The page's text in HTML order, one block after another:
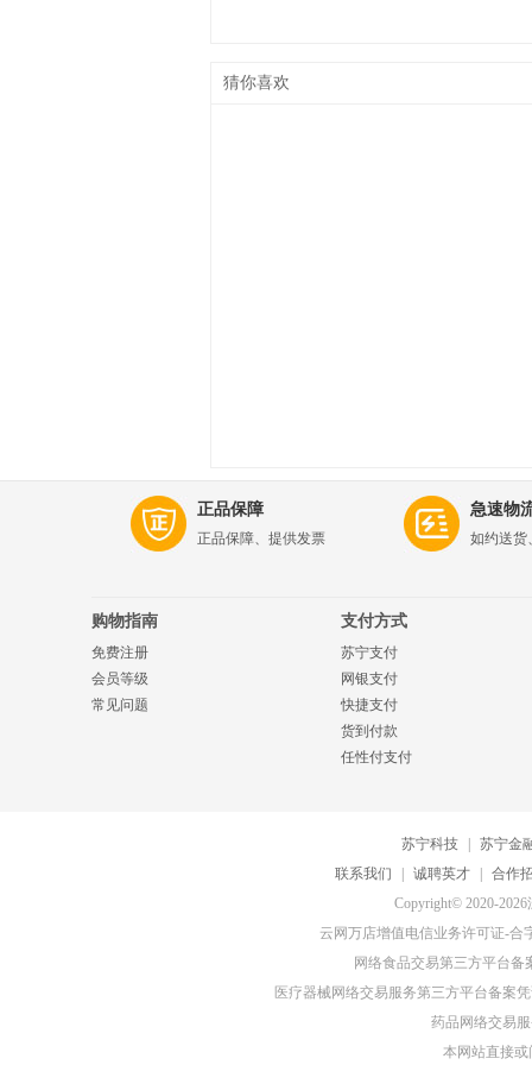
猜你喜欢
正品保障
正品保障、提供发票
急速物
如约送货
购物指南
免费注册
会员等级
常见问题
支付方式
苏宁支付
网银支付
快捷支付
货到付款
任性付支付
苏宁科技
苏宁金
联系我们
诚聘英才
合作
Copyright© 2020-
云网万店增值电信业务许可证-合
网络食品交易第三方平台备
医疗器械网络交易服务第三方平台备案
药品网络交易
本网站直接